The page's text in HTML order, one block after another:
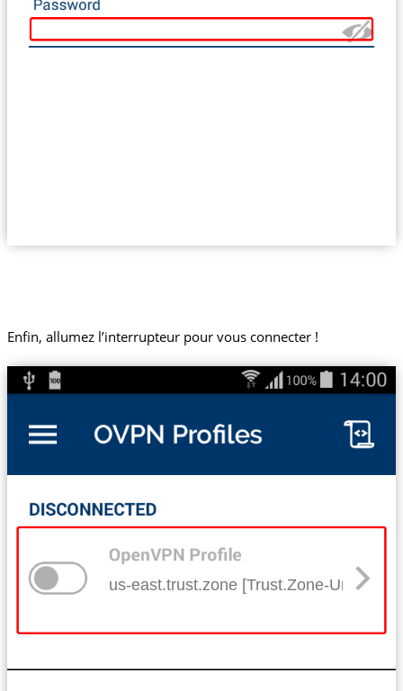
Enfin, allumez l’interrupteur pour vous connecter !
us-east.trust.zone [Trust.Zone-United-